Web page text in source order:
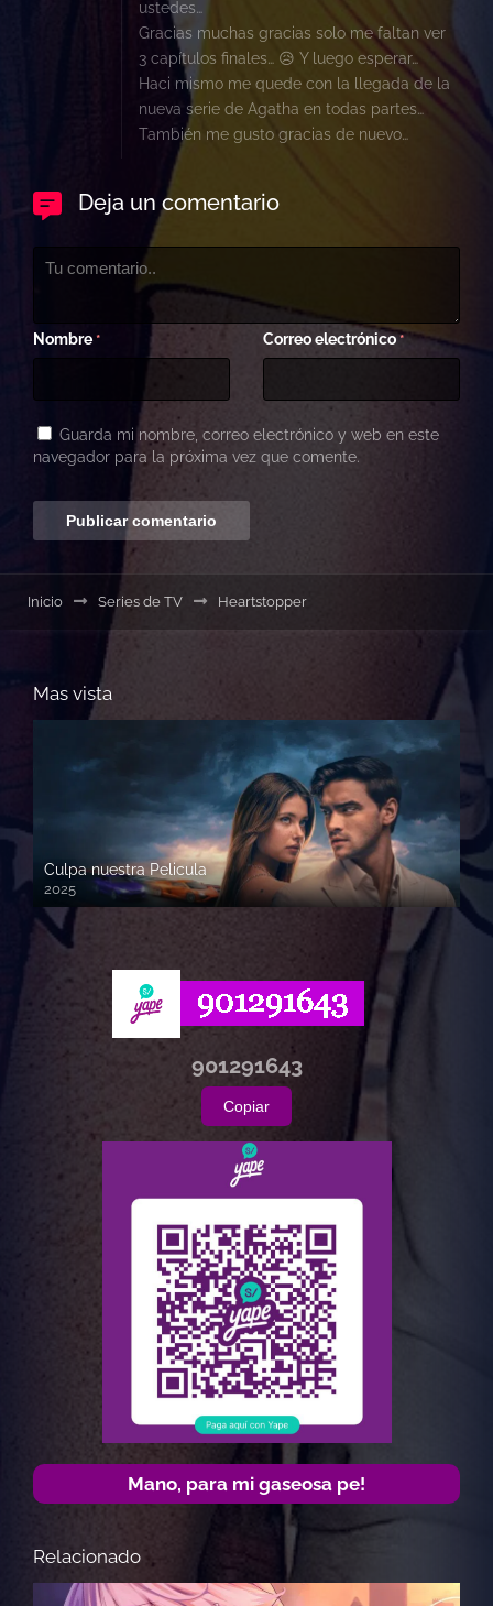
ustedes…
Gracias muchas gracias solo me faltan ver
3 capítulos finales… 😥 Y luego esperar…
Haci mismo me quede con la llegada de la
nueva serie de Agatha en todas partes…
También me gusto gracias de nuevo…
Deja un comentario
Nombre * Correo electrónico*
Guarda mi nombre, correo electrónico y web en este
navegador para la próxima vez que comente.
Inicio Series de TV Heartstopper
Mas vista
Culpa nuestra Pelicula
2025
720p HD
901291643
Copiar
Mano, para mi gaseosa pe!
Relacionado